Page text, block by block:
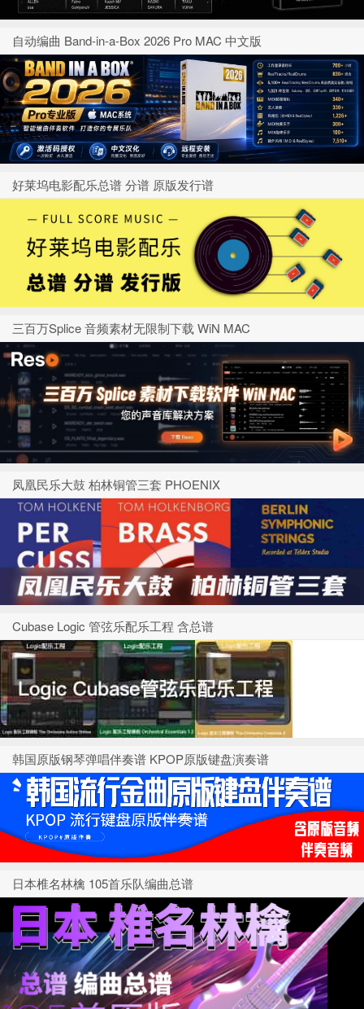
自动编曲 Band-in-a-Box 2026 Pro MAC 中文版
好莱坞电影配乐总谱 分谱 原版发行谱
三百万Splice 音频素材无限制下载 WiN MAC
凤凰民乐大鼓 柏林铜管三套 PHOENIX
Cubase Logic 管弦乐配乐工程 含总谱
韩国原版钢琴弹唱伴奏谱 KPOP原版键盘演奏谱
日本椎名林檎 105首乐队编曲总谱